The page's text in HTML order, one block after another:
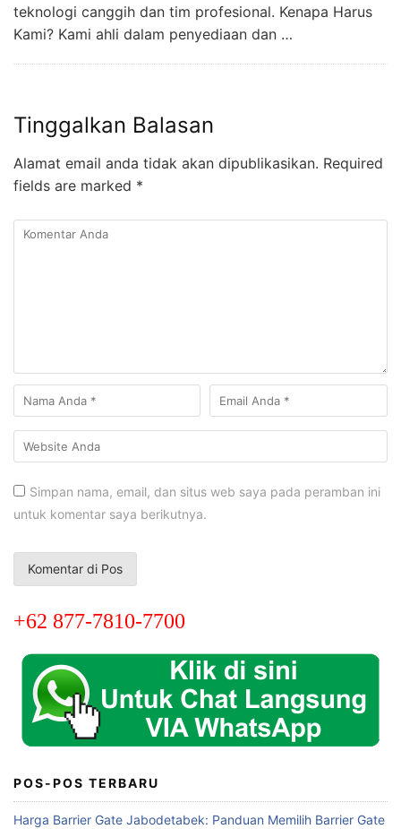
teknologi canggih dan tim profesional. Kenapa Harus
Kami? Kami ahli dalam penyediaan dan …
Tinggalkan Balasan
Alamat email anda tidak akan dipublikasikan. Required
fields are marked *
Simpan nama, email, dan situs web saya pada peramban ini
untuk komentar saya berikutnya.
+62 877-7810-7700
POS-POS TERBARU
Harga Barrier Gate Jabodetabek: Panduan Memilih Barrier Gate